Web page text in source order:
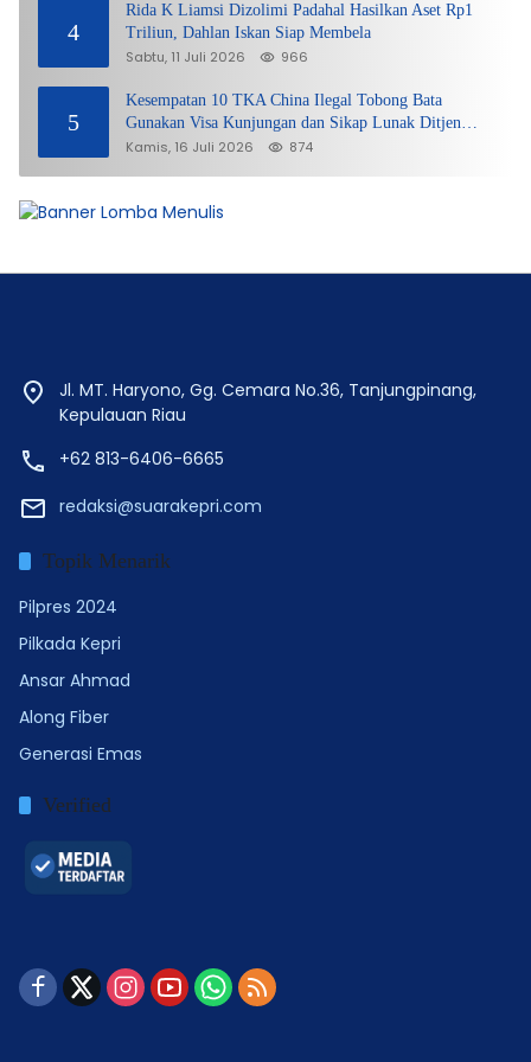
4
Rida K Liamsi Dizolimi Padahal Hasilkan Aset Rp1
Triliun, Dahlan Iskan Siap Membela
Sabtu, 11 Juli 2026 966
5
Kesempatan 10 TKA China Ilegal Tobong Bata
Gunakan Visa Kunjungan dan Sikap Lunak Ditjen
Imigrasi Kepri?
Kamis, 16 Juli 2026 874
Jl. MT. Haryono, Gg. Cemara No.36, Tanjungpinang,
Kepulauan Riau
+62 813-6406-6665
redaksi@suarakepri.com
Topik Menarik
Pilpres 2024
Pilkada Kepri
Ansar Ahmad
Along Fiber
Generasi Emas
Verified